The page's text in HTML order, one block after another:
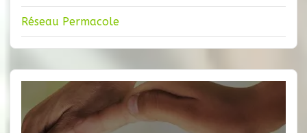
Réseau Permacole